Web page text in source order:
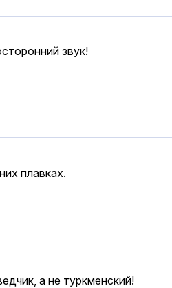
звук!
плавках.
а не туркменский!